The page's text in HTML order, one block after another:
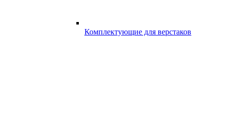
Комплектующие для верстаков